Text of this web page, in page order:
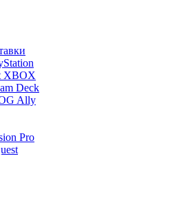
XBOX
Deck
Ally
Pro